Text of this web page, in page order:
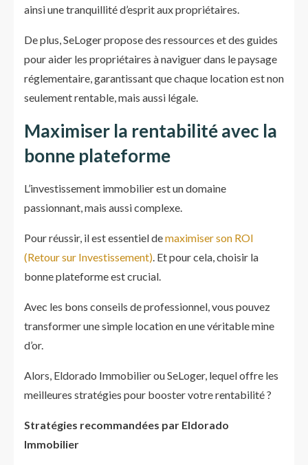
ainsi une tranquillité d’esprit aux propriétaires.
De plus, SeLoger propose des ressources et des guides
pour aider les propriétaires à naviguer dans le paysage
réglementaire, garantissant que chaque location est non
seulement rentable, mais aussi légale.
Maximiser la rentabilité avec la
bonne plateforme
L’investissement immobilier est un domaine
passionnant, mais aussi complexe.
Pour réussir, il est essentiel demaximiser son ROI
(Retour sur Investissement). Et pour cela, choisir la
bonne plateforme est crucial.
Avec les bons conseils de professionnel, vous pouvez
transformer une simple location en une véritable mine
d’or.
Alors, Eldorado Immobilier ou SeLoger, lequel offre les
meilleures stratégies pour booster votre rentabilité ?
Stratégies recommandées par Eldorado
Immobilier